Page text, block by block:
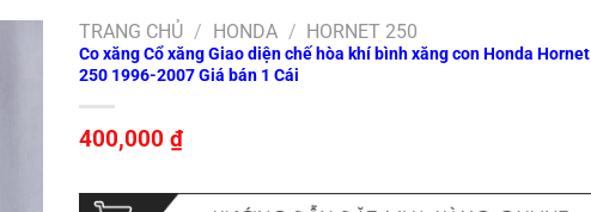
TRANG CHỦ / HONDA / HORNET 250
Co xăng Cổ xăng Giao diện chế hòa khí bình xăng con Honda Hornet
250 1996-2007 Giá bán 1 Cái
400,000₫